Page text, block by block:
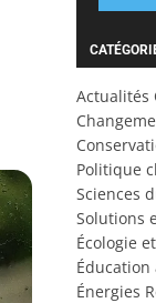
Actualités
Politique
Sciences
Solutions
Écologie
Énergies